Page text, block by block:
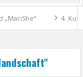
4.